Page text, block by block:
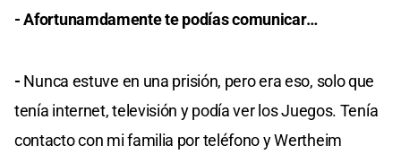
- Afortunamdamente te podías comunicar…
- Nunca estuve en una prisión, pero era eso, solo que
tenía internet, televisión y podía ver los Juegos. Tenía
contacto con mi familia por teléfono y Wertheim